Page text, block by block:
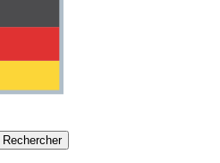
Rechercher